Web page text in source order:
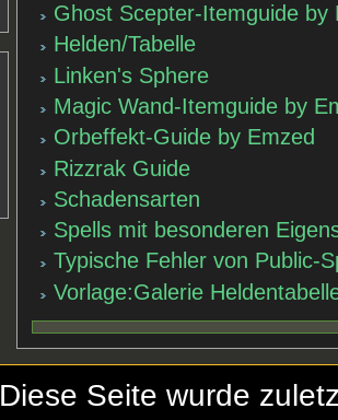
Ghost Scepter-Itemguide by
Helden/Tabelle
Linken's Sphere
Magic Wand-Itemguide by
Orbeffekt-Guide by Emzed
Rizzrak Guide
Schadensarten
Spells mit besonderen
Typische Fehler von Public-
Vorlage:Galerie
Diese Seite wurde